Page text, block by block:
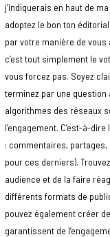
j’indiquerais en haut de
adoptez le bon ton
par votre manière de
c’est tout simplement le
vous forcez pas. Soyez
terminez par une question
algorithmes des réseaux
l’engagement. C’est-à-
: commentaires,
pour ces derniers).
audience et de la faire
différents formats de
pouvez également créer
garantissent de